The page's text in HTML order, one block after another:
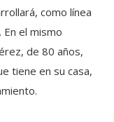
como línea
En el mismo
de 80 años,
tiene en su casa,